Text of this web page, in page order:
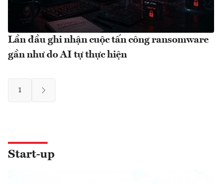
Lần đầu ghi nhận cuộc tấn công ransomware
gần như do AI tự thực hiện
1
Start-up